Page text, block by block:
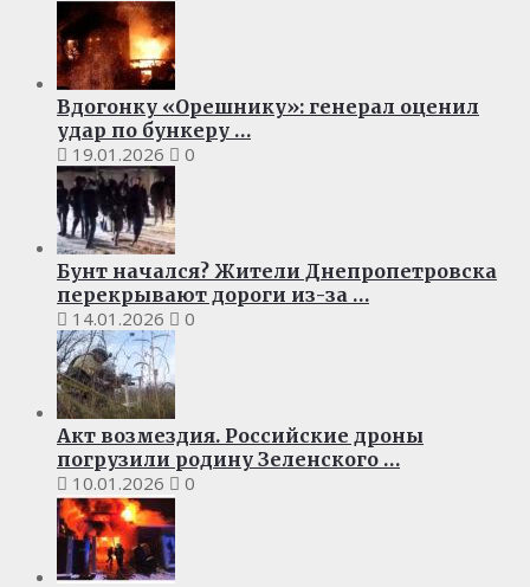
Вдогонку «Орешнику»: генерал оценил
удар по бункеру …
19.01.2026
0
Бунт начался? Жители Днепропетровска
перекрывают дороги из-за …
14.01.2026
0
Акт возмездия. Российские дроны
погрузили родину Зеленского …
10.01.2026
0